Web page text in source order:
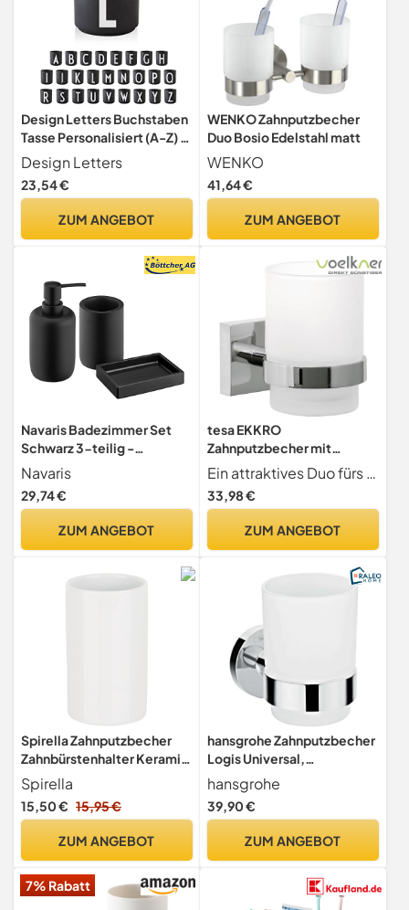
Design Letters Buchstaben
Tasse Personalisiert (A-Z) |
Kaffeebecher Porzellan
Schwarz |
Geburtstagsgeschenk,
| Geschenke für Frauen,
Design Letters
23,54 €
ZUM ANGEBOT
WENKO Zahnputzbecher
Duo Bosio Edelstahl matt
WENKO
41,64 €
ZUM ANGEBOT
Navaris Badezimmer Set
Schwarz 3-teilig -
Seifenspender und
Zahnputzbecher Set mit
Seifenschale - Dekoratives
Accessoires aus Kunstharz
Navaris
29,74 €
ZUM ANGEBOT
tesa EKKRO
Zahnputzbecher mit
Halterung - Becher aus
satiniertem Glas,
verchromte Wandhalterung
ohne Bohren, inkl.
95mm x 110mm
Ein attraktives Duo fürs Bad Edler Zahnputzbecher aus satiniertem Glas, gehalten von einem edlen, verchromten Zahnbecherhalter - ein praktisches Bad-Accessoire, das einen eleganten Akzent setzt
33,98 €
ZUM ANGEBOT
Spirella Zahnputzbecher
Zahnbürstenhalter Keramik
Tube 7x11,5 cm Weiß,
White, 1 Stück (1er Pack)
Spirella
15,50 € 15,95 €
ZUM ANGEBOT
hansgrohe Zahnputzbecher
Logis Universal,
Zahnbürstenhalter, Chrom
hansgrohe
39,90 €
ZUM ANGEBOT
7% Rabatt